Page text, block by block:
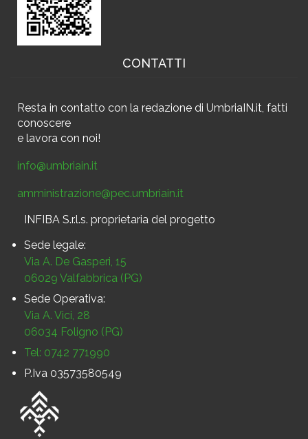
CONTATTI
Resta in contatto con la redazione di UmbriaIN.it, fatti
conoscere
e lavora con noi!
info@umbriain.it
amministrazione@pec.umbriain.it
INFIBA S.r.l.s. proprietaria del progetto
Sede legale:
Via A. De Gasperi, 15
06029 Valfabbrica (PG)
Sede Operativa:
Via A. Vici, 28
06034 Foligno (PG)
Tel: 0742 771990
P.Iva 03573580549